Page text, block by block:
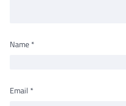
Name *
Email *